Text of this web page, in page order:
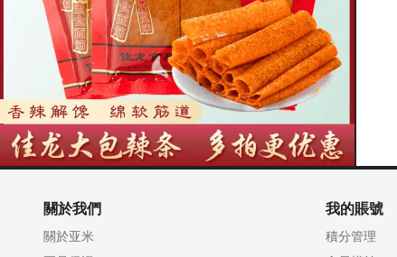
關於我們
關於亚米
我的賬號
積分管理